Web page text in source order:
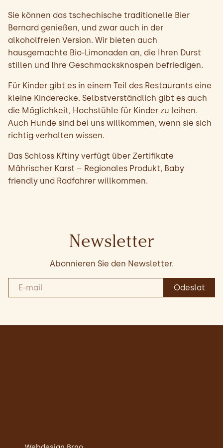
Sie können das tschechische traditionelle Bier
Bernard genießen, und zwar auch in der
alkoholfreien Version. Wir bieten auch
hausgemachte Bio-Limonaden an, die Ihren Durst
stillen und Ihre Geschmacksknospen befriedigen.
Für Kinder gibt es in einem Teil des Restaurants eine
kleine Kinderecke. Selbstverständlich gibt es auch
die Möglichkeit, Hochstühle für Kinder zu leihen.
Auch Hunde sind bei uns willkommen, wenn sie sich
richtig verhalten wissen.
Das Schloss Křtiny verfügt über Zertifikate
Mährischer Karst – Regionales Produkt, Baby
friendly und Radfahrer willkommen.
Newsletter
Abonnieren Sie den Newsletter.